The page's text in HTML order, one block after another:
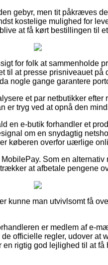
gebyr, men tit påkræves
kostelige mulighed for
at få kørt bestillingen til
for folk at sammenholde
til at presse prisniveauet på
nogle gange garantere
et par netbutikker efter
er tryg ved at opnå den
en e-butik forhandler et
om en snydagtig
køberen overfor uærlige
Som en
at afbetale pengene
kunne man utvivlsomt få
er medlem af e-
officielle regler, udover at
en rigtig god lejlighed til at